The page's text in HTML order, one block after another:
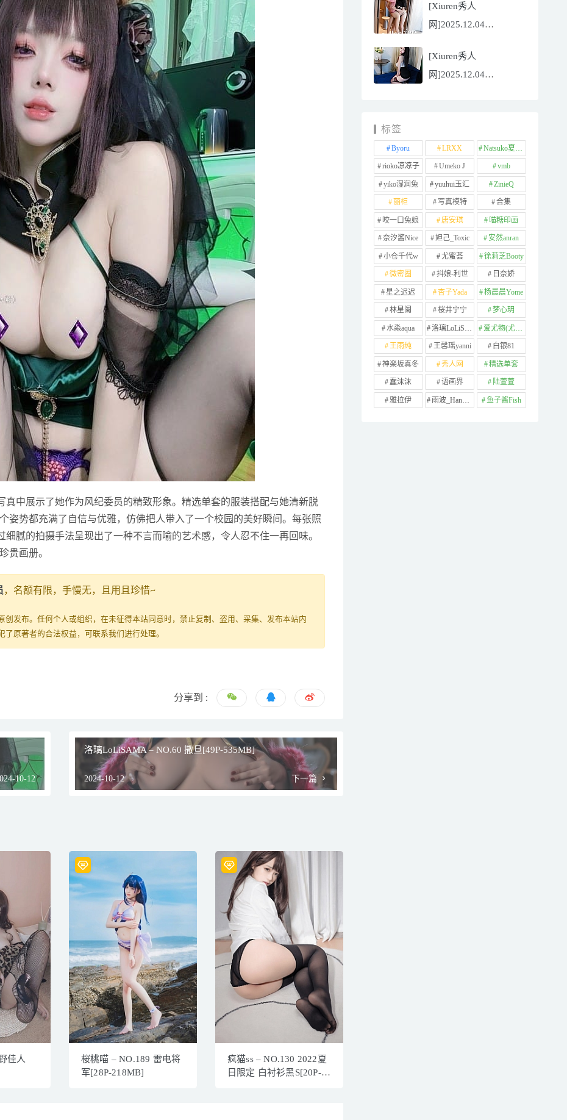
中展示了她作为风纪委员的精致形象。精选单套的服装搭配与她清新脱
姿势都充满了自信与优雅，仿佛把人带入了一个校园的美好瞬间。每张照
腻的拍摄手法呈现出了一种不言而喻的艺术感，令人忍不住一再回味。
贵画册。
，名额有限，手慢无，且用且珍惜~
发布。任何个人或组织，在未征得本站同意时，禁止复制、盗用、采集、发布本站内
原著者的合法权益，可联系我们进行处理。
分享到 :
10-12
洛璃LoLiSAMA – NO.60 撒旦[49P-535MB]
2024-10-12 下一篇
佳人
桜桃喵 – NO.189 雷电将
军[28P-218MB]
疯猫ss – NO.130 2022夏
日限定 白衬衫黑S[20P-
[86P/762.32MB]
[Xiuren秀人
网]2025.12.04
Well11[67P/745.99MB]
[Xiuren秀人
网]2025.12.04
标签
Byoru LRXX Natsuko夏夏子
rioko凉凉子 Umeko J vmb
yiko湿润兔 yuuhui玉汇 ZinieQ
丽柜 写真模特 合集
咬一口兔娘 唐安琪 喵糖印画
奈汐酱Nice 妲己_Toxic 安然anran
小仓千代w 尤蜜荟 徐莉芝Booty
微密圈 抖娘-利世 日奈娇
星之迟迟 杏子Yada 杨晨晨Yome
林星阑 桜井宁宁 梦心玥
水淼aqua 洛璃LoLiSAMA 爱尤物(尤果网)
王雨纯 王馨瑶yanni 白银81
神楽坂真冬 秀人网 精选单套
蠢沫沫 语画界 陆萱萱
雅拉伊 雨波_HaneAme 鱼子酱Fish